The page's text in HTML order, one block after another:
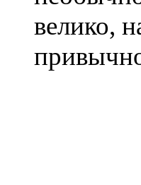
велико,